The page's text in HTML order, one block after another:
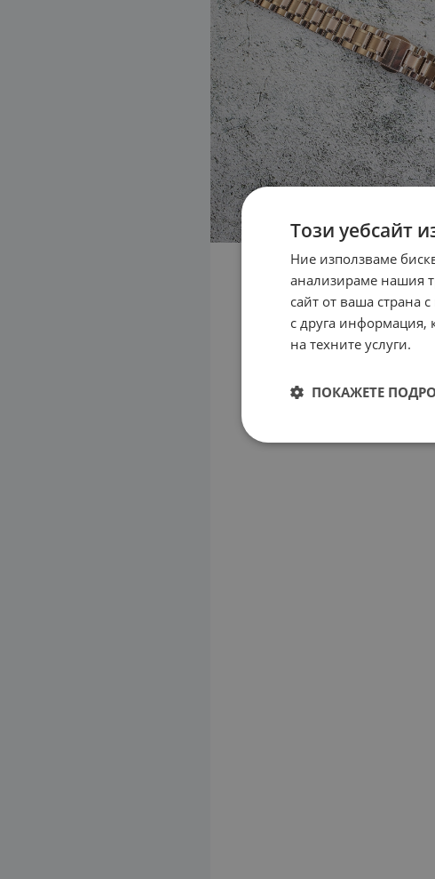
Този уебсайт
Ние използваме
анализираме нашия
сайт от ваша страна
с друга информация,
на техните услуги.
ПОКАЖЕТЕ